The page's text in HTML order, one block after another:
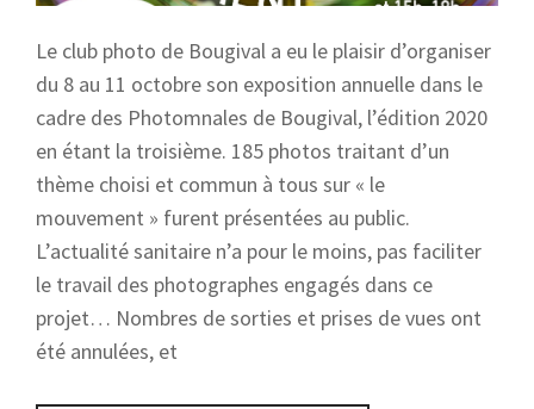
Le club photo de Bougival a eu le plaisir d’organiser
du 8 au 11 octobre son exposition annuelle dans le
cadre des Photomnales de Bougival, l’édition 2020
en étant la troisième. 185 photos traitant d’un
thème choisi et commun à tous sur « le
mouvement » furent présentées au public.
L’actualité sanitaire n’a pour le moins, pas faciliter
le travail des photographes engagés dans ce
projet… Nombres de sorties et prises de vues ont
été annulées, et